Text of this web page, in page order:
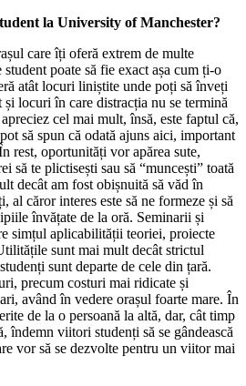
la University of Manchester?
care îți oferă extrem de multe
poate să fie exact așa cum ți-o
atât locuri liniștite unde poți să înveți
și locuri în care distracția nu se termină
cel mai mult, însă, este faptul că,
să spun că odată ajuns aici, important
rest, oportunități vor apărea sute,
să te plictisești sau să “muncești” toată
decât am fost obișnuită să văd în
al căror interes este să ne formeze și să
învățate de la oră. Seminarii și
simțul aplicabilității teoriei, proiecte
sunt mai mult decât strictul
sunt departe de cele din țară.
precum costuri mai ridicate și
având în vedere orașul foarte mare. În
de la o persoană la altă, dar, cât timp
îndemn viitori studenți să se gândească
vor să se dezvolte pentru un viitor mai